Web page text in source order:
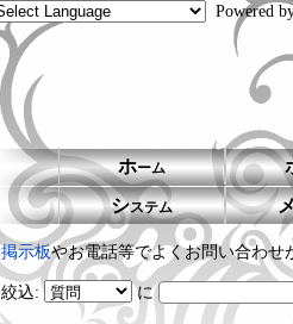
ホーム
システム
Powered
掲示板やお電話等でよくお問い合わせ
絞込: に